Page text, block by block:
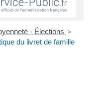
- Élections >
du livret de famille